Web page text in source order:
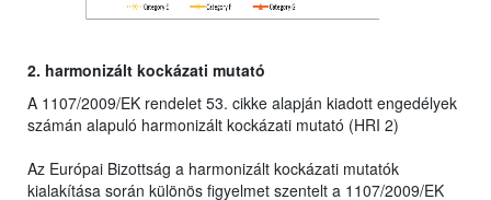
2. harmonizált kockázati mutató
A 1107/2009/EK rendelet 53. cikke alapján kiadott engedélyek
számán alapuló harmonizált kockázati mutató (HRI 2)
Az Európai Bizottság a harmonizált kockázati mutatók
kialakítása során különös figyelmet szentelt a 1107/2009/EK